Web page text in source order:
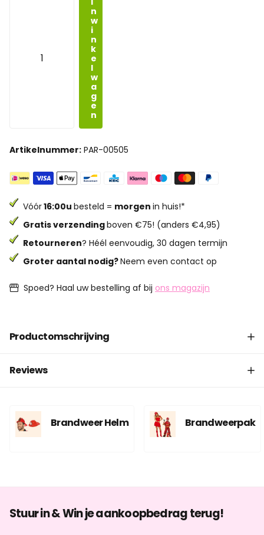
n
w
i
n
k
e
l
w
a
g
e
n
Artikelnummer: PAR-00505
Vóór16:00u besteld = morgen in huis!*
Gratis verzendingboven €75! (anders €4,95)
Retourneren? Héél eenvoudig, 30 dagen termijn
Groter aantal nodig?Neem even contact op
Spoed? Haal uw bestelling af bij ons magazijn
Productomschrijving
Reviews
Brandweer Helm Brandweerpak
Stuur in & Win je aankoopbedrag terug!